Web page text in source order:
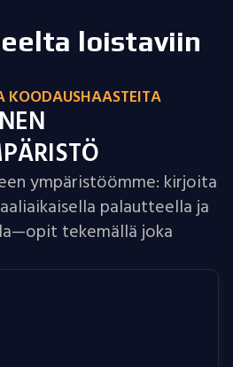
loistaviin
KOODAUSHAASTEITA
ympäristöömme: kirjoita
palautteella ja
tekemällä joka